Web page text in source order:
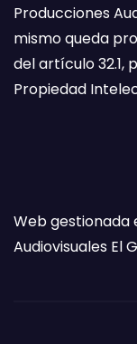
Producciones
mismo queda
del artículo 32.1,
Propiedad
Web gestionada
Audiovisuales El